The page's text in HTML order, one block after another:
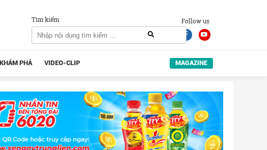
Follow us
Tìm kiếm
KHÁM PHÁ VIDEO-CLIP MAGAZINE